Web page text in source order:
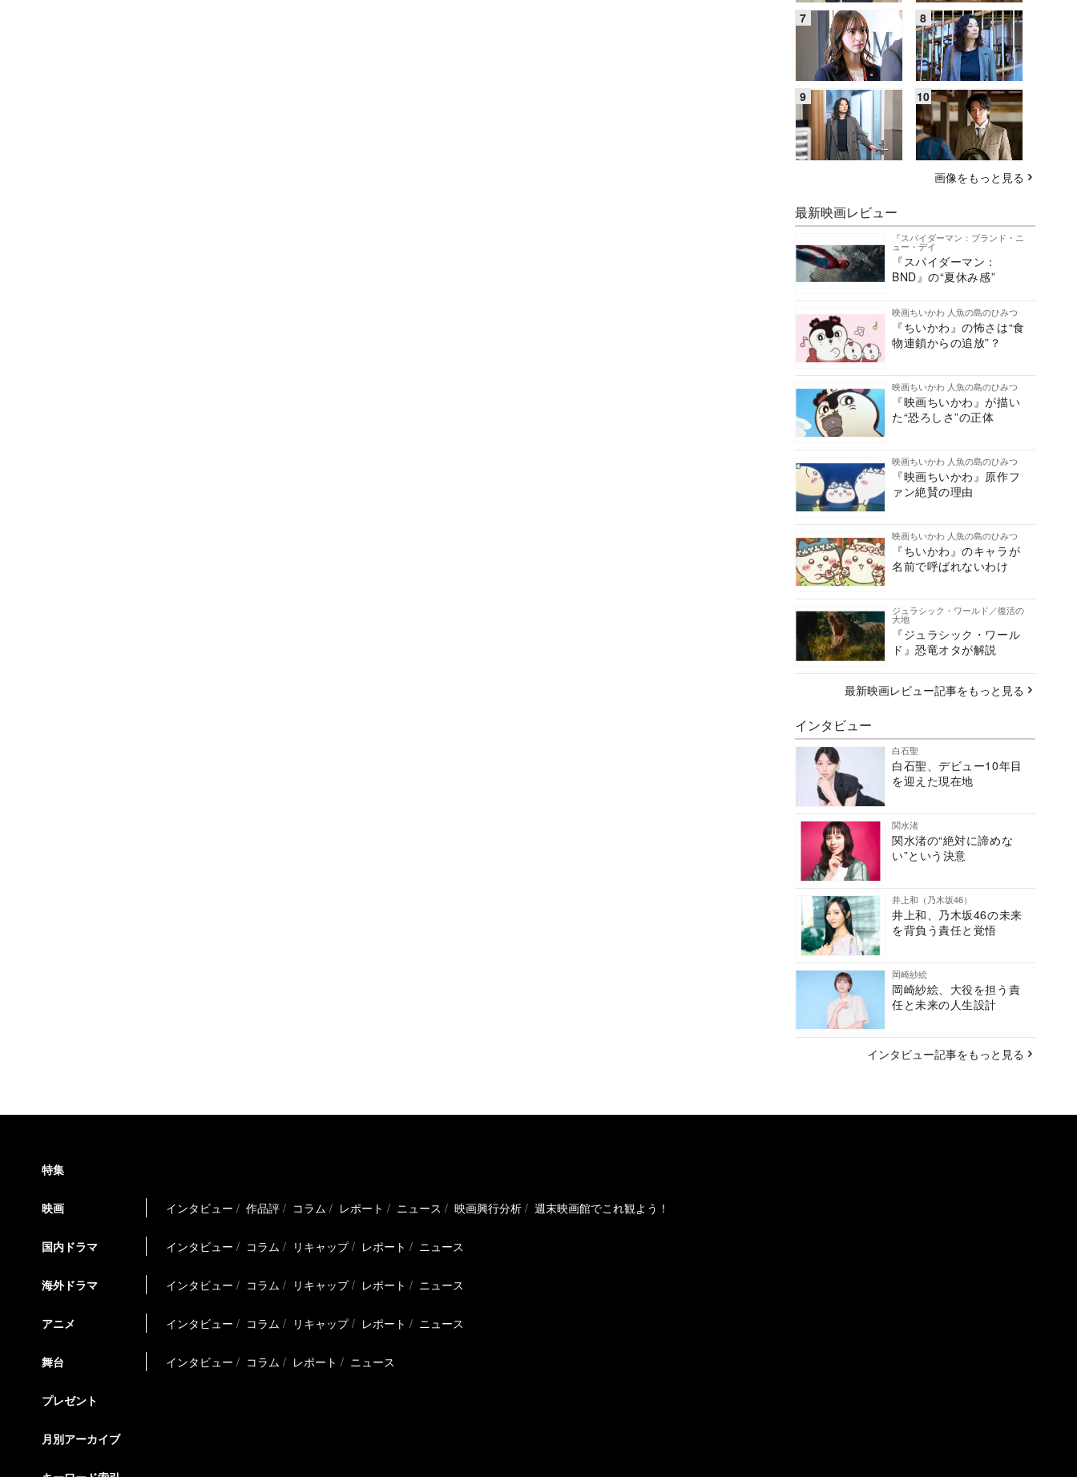
画像をもっと見る
最新映画レビュー
『スパイダーマン：ブランド・ニ
ュー・デイ
『スパイダーマン：
BND』の“夏休み感”
映画ちいかわ 人魚の島のひみつ
『ちいかわ』の怖さは“食
物連鎖からの追放”？
映画ちいかわ 人魚の島のひみつ
『映画ちいかわ』が描い
た“恐ろしさ”の正体
映画ちいかわ 人魚の島のひみつ
『映画ちいかわ』原作フ
ァン絶賛の理由
映画ちいかわ 人魚の島のひみつ
『ちいかわ』のキャラが
名前で呼ばれないわけ
ジュラシック・ワールド／復活の
大地
『ジュラシック・ワール
ド』恐竜オタが解説
最新映画レビュー記事をもっと見る
インタビュー
白石聖
白石聖、デビュー10年目
を迎えた現在地
関水渚
関水渚の“絶対に諦めな
い”という決意
井上和（乃木坂46）
井上和、乃木坂46の未来
を背負う責任と覚悟
岡崎紗絵
岡崎紗絵、大役を担う責
任と未来の人生設計
インタビュー記事をもっと見る
特集
映画 インタビュー 作品評 コラム レポート ニュース 映画興行分析 週末映画館でこれ観よう！
国内ドラマ インタビュー コラム リキャップ レポート ニュース
海外ドラマ インタビュー コラム リキャップ レポート ニュース
アニメ インタビュー コラム リキャップ レポート ニュース
舞台 インタビュー コラム レポート ニュース
プレゼント
月別アーカイブ